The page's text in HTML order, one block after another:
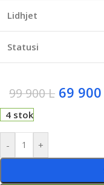
Lidhjet
Statusi
99 900L 69 900
4 stok
- +